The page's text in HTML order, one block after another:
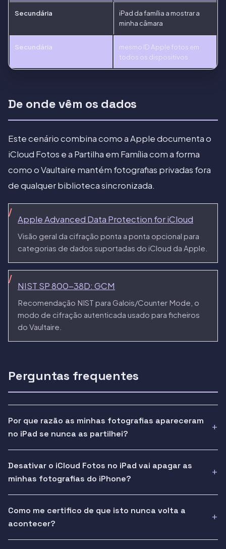
Secundária
iPad da família a mostrar a
minha câmara
Secundária
mesmo ID Apple fotos em
todos os dispositivos
De onde vêm os dados
Este cenário combina como a Apple documenta o
iCloud Fotos e a Partilha em Família com a forma
como o Vaultaire mantém fotografias privadas fora
de qualquer biblioteca sincronizada.
Apple Advanced Data Protection for iCloud
Visão geral da cifração ponta a ponta opcional para
categorias de dados suportadas do iCloud da Apple.
NIST SP 800-38D: GCM
Recomendação NIST para Galois/Counter Mode, o
modo de cifração autenticada usado para ficheiros
do Vaultaire.
Perguntas frequentes
Por que razão as minhas fotografias apareceram
no iPad se nunca as partilhei?
Desativar o iCloud Fotos no iPad vai apagar as
minhas fotografias do iPhone?
Como me certifico de que isto nunca volta a
acontecer?